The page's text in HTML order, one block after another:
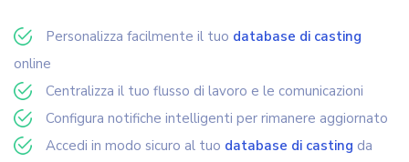
Personalizza facilmente il tuo database di casting
online
Centralizza il tuo flusso di lavoro e le comunicazioni
Configura notifiche intelligenti per rimanere aggiornato
Accedi in modo sicuro al tuo database di casting da